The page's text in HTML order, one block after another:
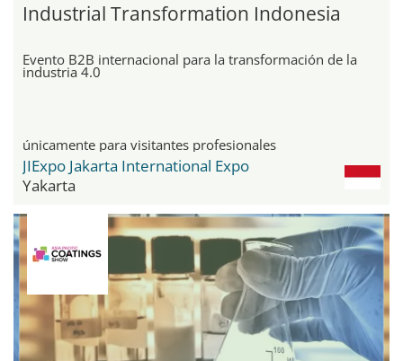
Industrial Transformation Indonesia
Evento B2B internacional para la transformación de la
industria 4.0
únicamente para visitantes profesionales
JIExpo Jakarta International Expo
Yakarta